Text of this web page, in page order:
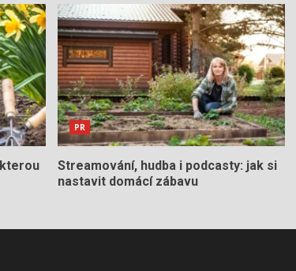
PR
Streamování, hudba i podcasty: jak si
nastavit domácí zábavu